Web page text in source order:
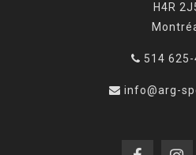
H4R
514
info@arg-